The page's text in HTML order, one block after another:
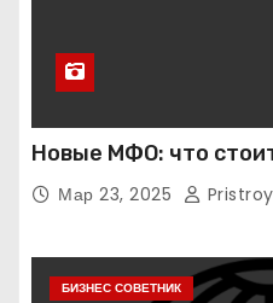
Новые МФО: что
Мар 23, 2025
БИЗНЕС СОВЕТНИК